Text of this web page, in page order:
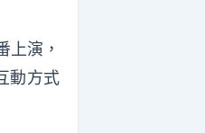
上演，
動方式